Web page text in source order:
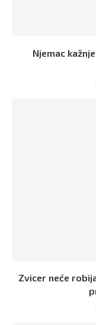
Njemac
Zvicer neće